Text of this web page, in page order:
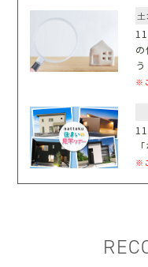
う
※
※